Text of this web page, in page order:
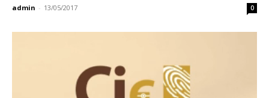
admin - 13/05/2017 0